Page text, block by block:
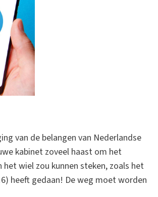
van de belangen van Nederlandse
kabinet zoveel haast om het
wiel zou kunnen steken, zoals het
heeft gedaan! De weg moet worden